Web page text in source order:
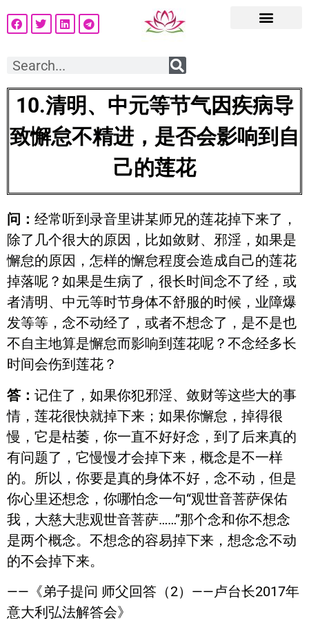
10.清明、中元等节气因疾病导
致懈怠不精进，是否会影响到自
己的莲花
问： 经常听到录音里讲某师兄的莲花掉下来了，
除了几个很大的原因，比如敛财、邪淫，如果是
懈怠的原因，怎样的懈怠程度会造成自己的莲花
掉落呢？如果是生病了，很长时间念不了经，或
者清明、中元等时节身体不舒服的时候，业障爆
发等等，念不动经了，或者不想念了，是不是也
不自主地算是懈怠而影响到莲花呢？不念经多长
时间会伤到莲花？
答： 记住了，如果你犯邪淫、敛财等这些大的事
情，莲花很快就掉下来；如果你懈怠，掉得很
慢，它是枯萎，你一直不好好念，到了后来真的
有问题了，它慢慢才会掉下来，概念是不一样
的。所以，你要是真的身体不好，念不动，但是
你心里还想念，你哪怕念一句“观世音菩萨保佑
我，大慈大悲观世音菩萨……”那个念和你不想念
是两个概念。不想念的容易掉下来，想念念不动
的不会掉下来。
——《弟子提问 师父回答（2）——卢台长2017年
意大利弘法解答会》